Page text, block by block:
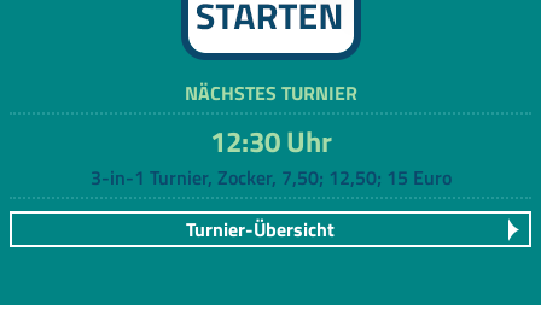
NÄCHSTES TURNIER
12:30 Uhr
3-in-1 Turnier, Zocker, 7,50; 12,50; 15 Euro
Turnier-Übersicht